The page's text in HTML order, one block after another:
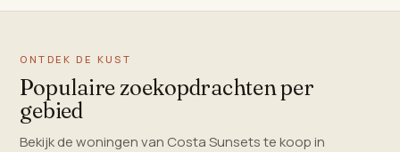
ONTDEK DE KUST
Populaire zoekopdrachten per
gebied
Bekijk de woningen van Costa Sunsets te koop in